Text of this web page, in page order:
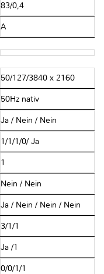
83/0,4
A
50/127/3840 x 2160
50Hz nativ
Ja / Nein / Nein
1/1/1/0/ Ja
1
Nein / Nein
Ja / Nein / Nein / Nein
3/1/1
Ja /1
0/0/1/1